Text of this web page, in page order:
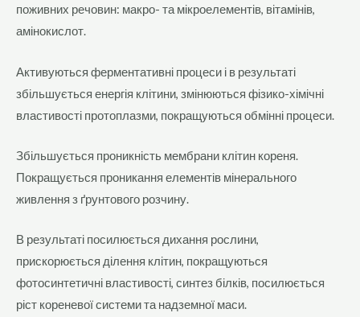
поживних речовин: макро- та мікроелементів, вітамінів,
амінокислот.
Активуються ферментативні процеси і в результаті
збільшується енергія клітини, змінюються фізико-хімічні
властивості протоплазми, покращуються обмінні процеси.
Збільшується проникність мембрани клітин кореня.
Покращується проникання елементів мінерального
живлення з ґрунтового розчину.
В результаті посилюється дихання рослини,
прискорюється ділення клітин, покращуються
фотосинтетичні властивості, синтез білків, посилюється
ріст кореневої системи та надземної маси.